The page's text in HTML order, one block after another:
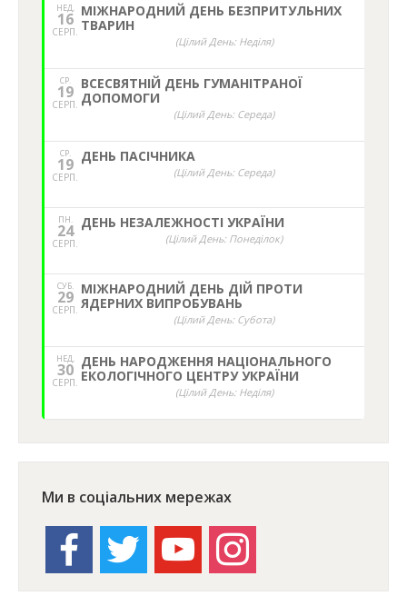
НЕД,
16
СЕРП.
МІЖНАРОДНИЙ ДЕНЬ БЕЗПРИТУЛЬНИХ
ТВАРИН
(Цілий День: Неділя)
СР.
19
СЕРП.
ВСЕСВЯТНІЙ ДЕНЬ ГУМАНІТРАНОЇ
ДОПОМОГИ
(Цілий День: Середа)
СР.
19
СЕРП.
ДЕНЬ ПАСІЧНИКА
(Цілий День: Середа)
ПН.
24
СЕРП.
ДЕНЬ НЕЗАЛЕЖНОСТІ УКРАЇНИ
(Цілий День: Понеділок)
СУБ.
29
СЕРП.
МІЖНАРОДНИЙ ДЕНЬ ДІЙ ПРОТИ
ЯДЕРНИХ ВИПРОБУВАНЬ
(Цілий День: Субота)
НЕД,
30
СЕРП.
ДЕНЬ НАРОДЖЕННЯ НАЦІОНАЛЬНОГО
ЕКОЛОГІЧНОГО ЦЕНТРУ УКРАЇНИ
(Цілий День: Неділя)
Ми в соціальних мережах
facebook twitter youtube instagram